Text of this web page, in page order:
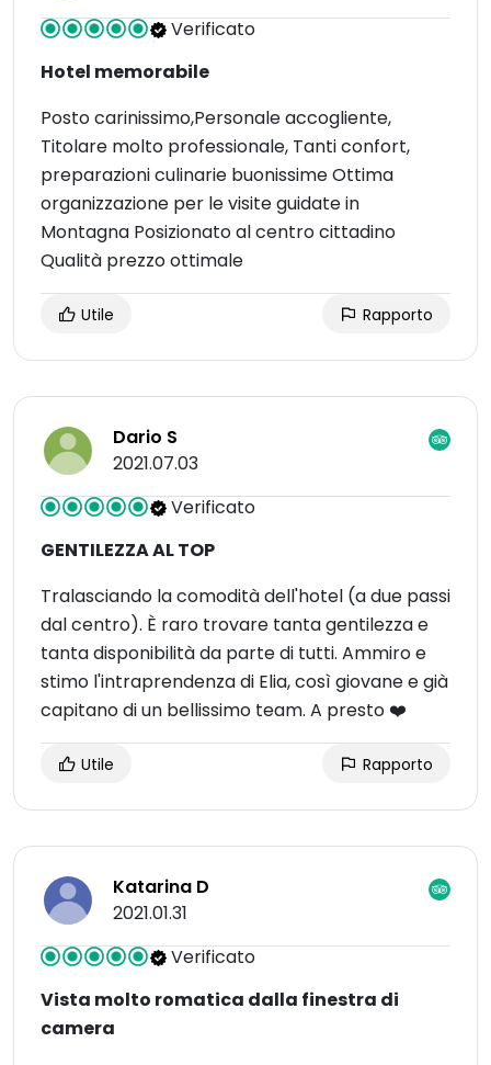
Verificato
Hotel memorabile
Posto carinissimo,Personale accogliente,
Titolare molto professionale, Tanti confort,
preparazioni culinarie buonissime Ottima
organizzazione per le visite guidate in
Montagna Posizionato al centro cittadino
Qualità prezzo ottimale
Utile Rapporto
Dario S
2021.07.03
Verificato
GENTILEZZA AL TOP
Tralasciando la comodità dell'hotel (a due passi
dal centro). È raro trovare tanta gentilezza e
tanta disponibilità da parte di tutti. Ammiro e
stimo l'intraprendenza di Elia, così giovane e già
capitano di un bellissimo team. A presto ❤️
Utile Rapporto
Katarina D
2021.01.31
Verificato
Vista molto romatica dalla finestra di
camera